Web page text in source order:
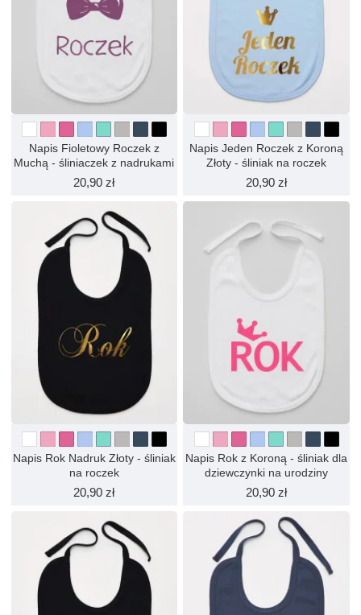
Napis Fioletowy Roczek z
Muchą - śliniaczek z nadrukami
20,90 zł
Napis Jeden Roczek z Koroną
Złoty - śliniak na roczek
20,90 zł
Napis Rok Nadruk Złoty - śliniak
na roczek
20,90 zł
Napis Rok z Koroną - śliniak dla
dziewczynki na urodziny
20,90 zł